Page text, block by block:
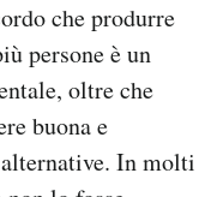
che produrre
persone è un
oltre che
buona e
In molti